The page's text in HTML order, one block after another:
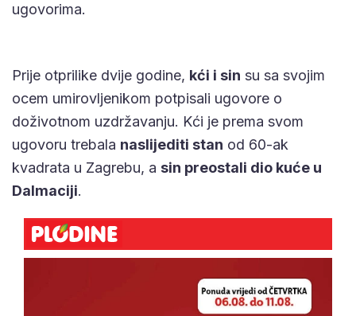
ugovorima.
Prije otprilike dvije godine, kći i sin su sa svojim
ocem umirovljenikom potpisali ugovore o
doživotnom uzdržavanju. Kći je prema svom
ugovoru trebala naslijediti stan od 60-ak
kvadrata u Zagrebu, a sin preostali dio kuće u
Dalmaciji.